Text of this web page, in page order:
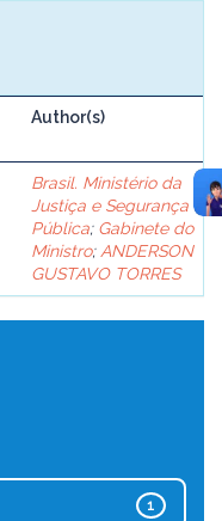
Author(s)
Brasil. Ministério da
Justiça e Segurança
Pública; Gabinete do
Ministro; ANDERSON
GUSTAVO TORRES
1